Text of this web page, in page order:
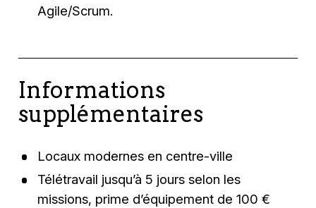
Agile/Scrum.
Informations
supplémentaires
Locaux modernes en centre-ville
Télétravail jusqu’à 5 jours selon les
missions, prime d’équipement de 100 €